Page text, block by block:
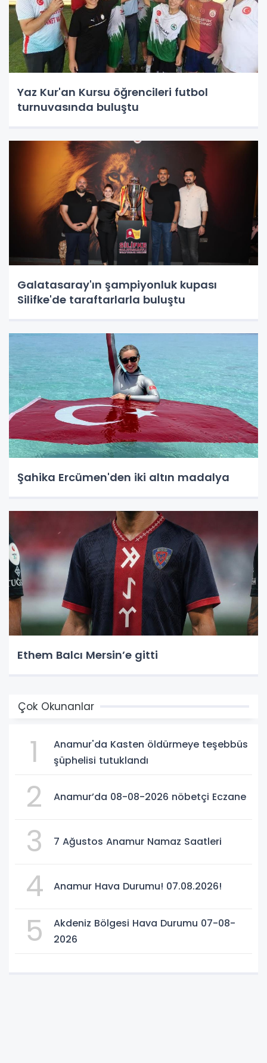
Yaz Kur'an Kursu öğrencileri futbol
turnuvasında buluştu
Galatasaray'ın şampiyonluk kupası
Silifke'de taraftarlarla buluştu
Şahika Ercümen'den iki altın madalya
Ethem Balcı Mersin’e gitti
Çok Okunanlar
1
Anamur'da Kasten öldürmeye teşebbüs
şüphelisi tutuklandı
2 Anamur’da 08-08-2026 nöbetçi Eczane
3 7 Ağustos Anamur Namaz Saatleri
4 Anamur Hava Durumu! 07.08.2026!
5
Akdeniz Bölgesi Hava Durumu 07-08-
2026